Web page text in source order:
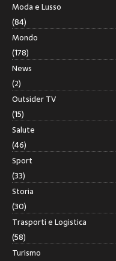
Moda e Lusso
(84)
Mondo
(178)
News
(2)
Outsider TV
(15)
Salute
(46)
Sport
(33)
Storia
(30)
Trasporti e Logistica
(58)
Turismo